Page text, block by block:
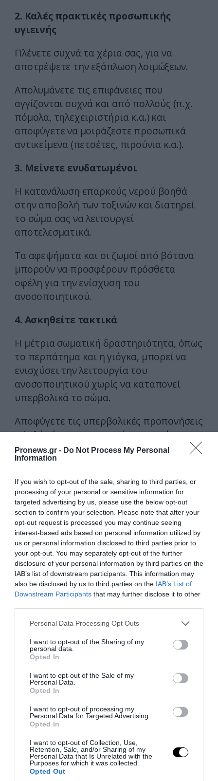
Pronews.gr - Do Not Process My Personal
Information
If you wish to opt-out of the sale, sharing to third parties, or
processing of your personal or sensitive information for
targeted advertising by us, please use the below opt-out
section to confirm your selection. Please note that after your
opt-out request is processed you may continue seeing
interest-based ads based on personal information utilized by
us or personal information disclosed to third parties prior to
your opt-out. You may separately opt-out of the further
disclosure of your personal information by third parties on the
IAB’s list of downstream participants. This information may
also be disclosed by us to third parties on the IAB’s List of
Downstream Participants that may further disclose it to other
Please note that this website/app uses one or more Google
not limited to your visit or usage behaviour. You may click to
grant or deny consent to Google and its third-party tags to
use your data for below specified purposes in below Google
consent section.
Personal Data Processing Opt Outs
I want to opt-out of the Sharing of my
personal data.
Opted In
I want to opt-out of the Sale of my
Personal Data.
Opted In
I want to opt-out of processing my
Personal Data for Targeted Advertising.
Opted In
I want to opt-out of Collection, Use,
Retention, Sale, and/or Sharing of my
Personal Data that Is Unrelated with the
Purposes for which it was collected.
Opted Out
2. Καλές πρακτικές προσωπικής
υγιεινής
Πλένετε συχνά τα χέρια σας, για να
αποτρέψετε την εξάπλωση λοιμώξεων.
Απολυμάνετε τις επιφάνειες που
αγγίζονται συχνά και από πολλούς (π.χ.
πόμολα, τηλεχειριστήρια κ.α.) και
αποφύγετε να μοιράζεστε προσωπικά
αντικείμενα (πετσέτες, πιρούνια κ.α.).
3. Μείνετε ενυδατωμένοι
Η κατανάλωση επαρκούς νερού βοηθά
στην αποβολή των τοξινών και διατηρεί
το σώμα σας να λειτουργεί
αποτελεσματικά.
Τα αφεψήματα και οι ζωμοί από βότανα
μπορούν να προσφέρουν πρόσθετα
οφέλη για την ενίσχυση του
ανοσοποιητικού.
4. Ασκηθείτε τακτικά
Η μέτρια σωματική δραστηριότητα, όπως
το περπάτημα και η γιόγκα, μπορεί να
ενισχύσει την λειτουργία του
ανοσοποιητικού χωρίς να καταπονεί
υπερβολικά το σώμα.
Αποφύγετε τις υπερβολικές προπονήσεις
υψηλής έντασης, οι οποίες μπορεί να
καταστείλουν προσωρινά την ανοσία.
Επιδιώξτε 7-9 ώρες ποιοτικού ύπνου τη
νύχτα, για να επιτρέψετε στο σώμα σας
να ανακάμψει και να ενισχύσει την άμυνά
του.
Καθιερώστε μια σταθερή ρουτίνα ύπνου
και αποφύγετε τις οθόνες πριν τον ύπνο.
6. Διαχειριστείτε τα επίπεδα άγχους
Εξασκηθείτε σε τεχνικές χαλάρωσης,
να μειώσετε την καταστολή του
ανοσοποιητικού συστήματος που
σχετίζεται με το στρες.
7. Αποφύγετε το κάπνισμα και την
υπερβολική κατανάλωση αλκοόλ
αποδυναμώσουν το ανοσοποιητικό
σύστημα βλάπτοντας την λειτουργία των
λευκών αιμοσφαιρίων και μειώνοντας την